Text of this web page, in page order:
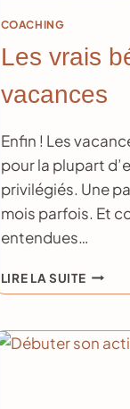
COACHING
Les vrais
vacances
Enfin ! Les
pour la plupart
privilégiés. Une
mois parfois. Et
entendues…
LIRE LA SUITELES
VRAIS
DES